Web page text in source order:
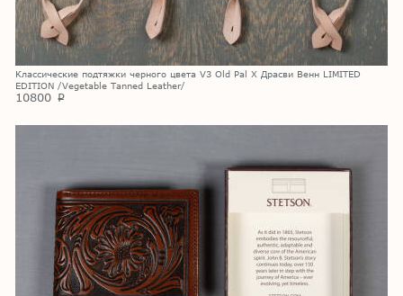
Классические подтяжки черного цвета V3 Old Pal X Драсви Венн LIMITED
EDITION /Vegetable Tanned Leather/
10800 p